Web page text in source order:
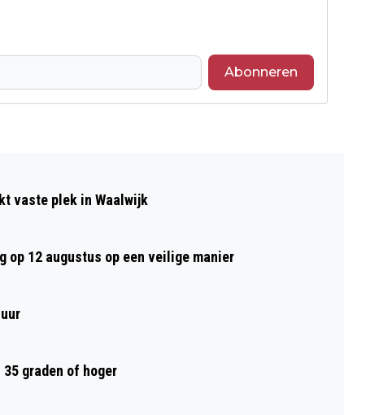
Abonneren
DONGEN'
vaste plek in Waalwijk
12 augustus op een veilige manier
graden of hoger